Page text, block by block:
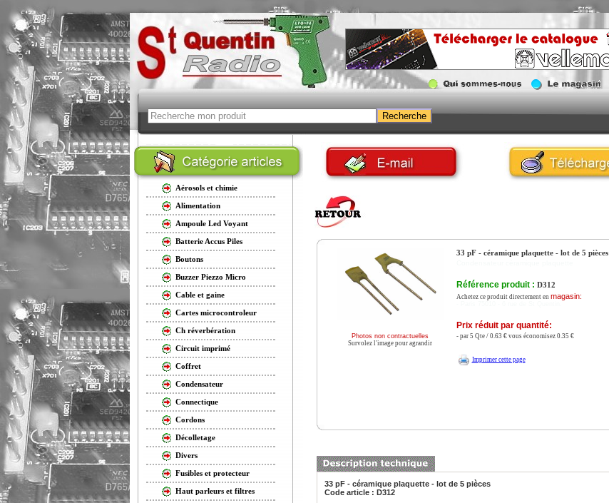
Aérosols et chimie
Alimentation
Ampoule Led Voyant
Batterie Accus Piles
Boutons
Buzzer Piezzo Micro
Cable et gaine
Cartes microcontroleur
Ch réverbération
Circuit imprimé
Coffret
Condensateur
Connectique
Cordons
Décolletage
Divers
Fusibles et protecteur
Haut parleurs et filtres
Photos non contractuelles
Survolez l'image pour agrandir
33 pF - céramique plaquette - lot de 5 pièces
Référence produit : D312
Achetez ce produit directement en magasin:
Prix réduit par quantité:
- par 5 Qte / 0.63 € vous économisez 0.35 €
Imprimer cette page
33 pF - céramique plaquette - lot de 5 pièces
Code article : D312